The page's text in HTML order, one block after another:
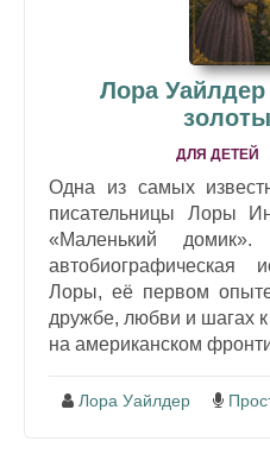
Лора
ДЛЯ ДЕТЕЙ
Одна из самых
писательницы Лоры
«Маленький домик».
автобиографическая
Лоры, её первом
дружбе, любви и шагах
на американском
Лора Уайлдер